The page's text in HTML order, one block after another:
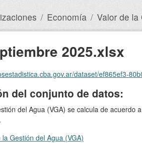
Economía Valor de la
2025.xlsx
dataset/ef865ef3-
del conjunto de datos:
del Agua (VGA) se calcula de
la Gestión del Agua (VGA)